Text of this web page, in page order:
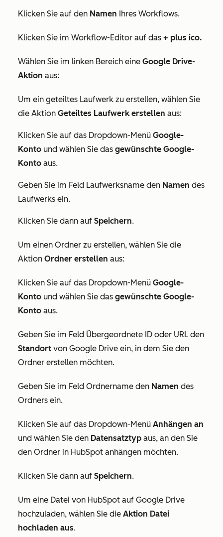
Klicken Sie auf den Namen Ihres Workflows.
Klicken Sie im Workflow-Editor auf das + plus ico.
Wählen Sie im linken Bereich eine Google Drive-
Aktion aus:
Um ein geteiltes Laufwerk zu erstellen, wählen Sie
die Aktion Geteiltes Laufwerk erstellen aus:
Klicken Sie auf das Dropdown-Menü Google-
Konto und wählen Sie das gewünschte Google-
Konto aus.
Geben Sie im Feld Laufwerksname den Namen des
Laufwerks ein.
Klicken Sie dann auf Speichern.
Um einen Ordner zu erstellen, wählen Sie die
Aktion Ordner erstellen aus:
Klicken Sie auf das Dropdown-Menü Google-
Konto und wählen Sie das gewünschte Google-
Konto aus.
Geben Sie im Feld Übergeordnete ID oder URL den
Standort von Google Drive ein, in dem Sie den
Ordner erstellen möchten.
Geben Sie im Feld Ordnername den Namen des
Ordners ein.
Klicken Sie auf das Dropdown-Menü Anhängen an
und wählen Sie den Datensatztyp aus, an den Sie
den Ordner in HubSpot anhängen möchten.
Klicken Sie dann auf Speichern.
Um eine Datei von HubSpot auf Google Drive
hochzuladen, wählen Sie die Aktion Datei
hochladen aus.